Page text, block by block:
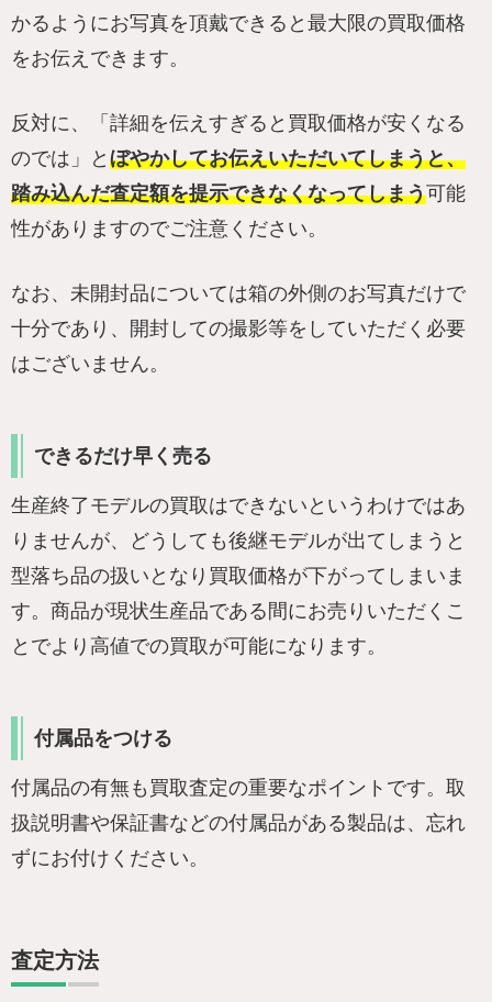
かるようにお写真を頂戴できると最大限の買取価格
をお伝えできます。
反対に、「詳細を伝えすぎると買取価格が安くなる
のでは」と ぼやかしてお伝えいただいてしまうと、
踏み込んだ査定額を提示できなくなってしまう可能
性がありますのでご注意ください。
なお、未開封品については箱の外側のお写真だけで
十分であり、開封しての撮影等をしていただく必要
はございません。
できるだけ早く売る
生産終了モデルの買取はできないというわけではあ
りませんが、どうしても後継モデルが出てしまうと
型落ち品の扱いとなり買取価格が下がってしまいま
す。商品が現状生産品である間にお売りいただくこ
とでより高値での買取が可能になります。
付属品をつける
付属品の有無も買取査定の重要なポイントです。取
扱説明書や保証書などの付属品がある製品は、忘れ
ずにお付けください。
査定方法